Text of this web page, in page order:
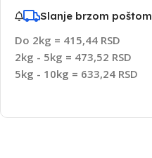
Slanje brzom poštom
Do 2kg = 415,44 RSD
2kg - 5kg = 473,52 RSD
5kg - 10kg = 633,24 RSD